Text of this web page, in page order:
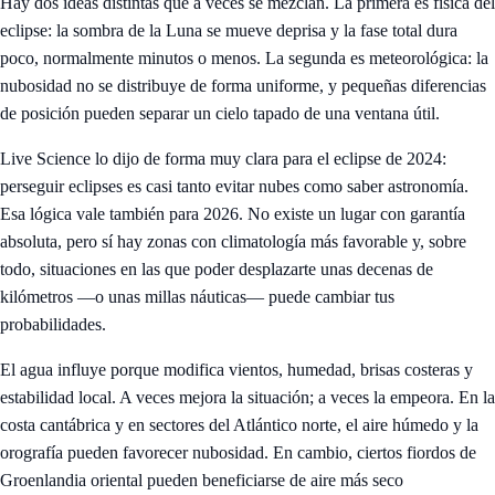
eclipse: la sombra de la Luna se mueve deprisa y la fase total dura
poco, normalmente minutos o menos. La segunda es meteorológica: la
nubosidad no se distribuye de forma uniforme, y pequeñas diferencias
de posición pueden separar un cielo tapado de una ventana útil.
Live Science lo dijo de forma muy clara para el eclipse de 2024:
perseguir eclipses es casi tanto evitar nubes como saber astronomía.
Esa lógica vale también para 2026. No existe un lugar con garantía
absoluta, pero sí hay zonas con climatología más favorable y, sobre
todo, situaciones en las que poder desplazarte unas decenas de
kilómetros —o unas millas náuticas— puede cambiar tus
probabilidades.
El agua influye porque modifica vientos, humedad, brisas costeras y
estabilidad local. A veces mejora la situación; a veces la empeora. En la
costa cantábrica y en sectores del Atlántico norte, el aire húmedo y la
orografía pueden favorecer nubosidad. En cambio, ciertos fiordos de
Groenlandia oriental pueden beneficiarse de aire más seco